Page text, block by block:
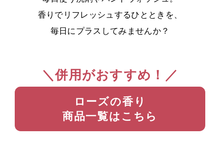
香りでリフレッシュするひとときを、
毎日にプラスしてみませんか？
＼併用がおすすめ！／
ローズの香り
商品一覧はこちら